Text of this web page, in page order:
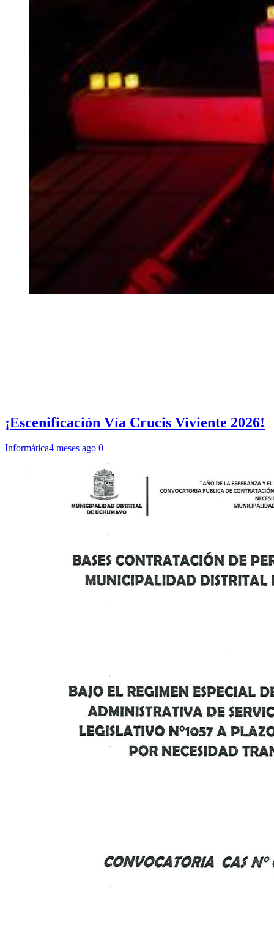
¡Escenificación Vía Crucis Viviente 2026!
Informática4 meses ago 0